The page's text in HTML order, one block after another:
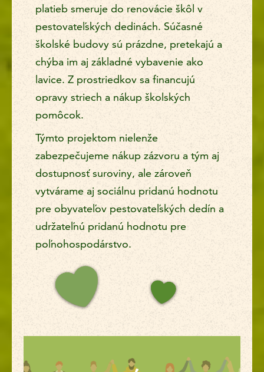
platieb smeruje do renovácie škôl v
pestovateľských dedinách. Súčasné
školské budovy sú prázdne, pretekajú a
chýba im aj základné vybavenie ako
lavice. Z prostriedkov sa financujú
opravy striech a nákup školských
pomôcok.
Týmto projektom nielenže
zabezpečujeme nákup zázvoru a tým aj
dostupnosť suroviny, ale zároveň
vytvárame aj sociálnu pridanú hodnotu
pre obyvateľov pestovateľských dedín a
udržateľnú pridanú hodnotu pre
poľnohospodárstvo.